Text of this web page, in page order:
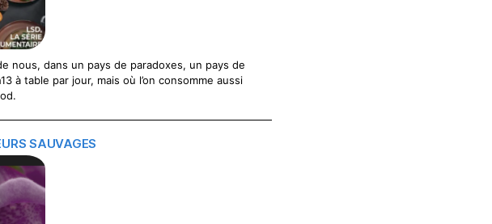
nous, dans un pays de paradoxes, un pays de
à table par jour, mais où l’on consomme aussi
SAUVAGES